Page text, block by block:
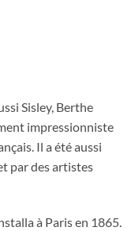
Sisley, Berthe
impressionniste
Il a été aussi
par des artistes
à Paris en 1865.